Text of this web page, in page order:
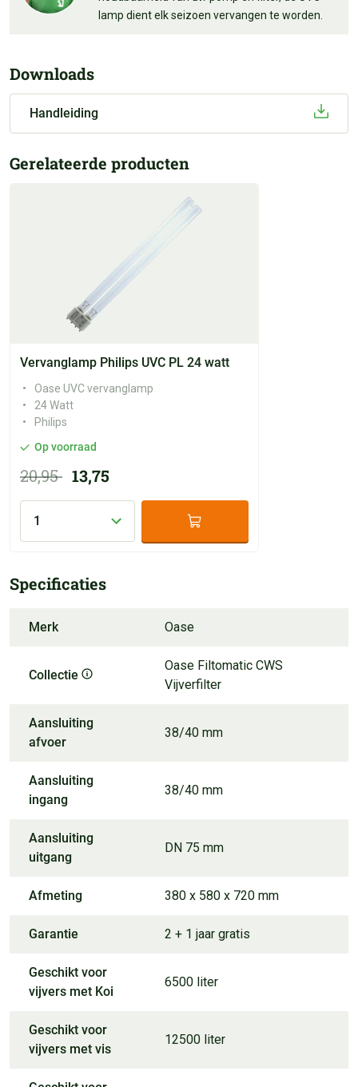
lamp dient elk seizoen vervangen te worden.
Downloads
Handleiding
Gerelateerde producten
Vervanglamp Philips UVC PL 24 watt
Oase UVC vervanglamp
24 Watt
Philips
Op voorraad
20,95 13,75
Specificaties
Merk Oase
Collectie
Oase Filtomatic CWS
Vijverfilter
Aansluiting
afvoer
38/40 mm
Aansluiting
ingang
38/40 mm
Aansluiting
uitgang
DN 75 mm
Afmeting 380 x 580 x 720 mm
Garantie 2 + 1 jaar gratis
Geschikt voor
vijvers met Koi
6500 liter
Geschikt voor
vijvers met vis
12500 liter